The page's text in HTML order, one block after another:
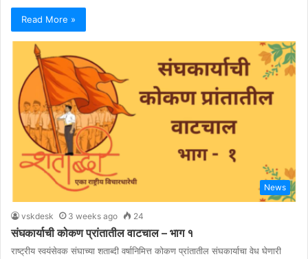
Read More »
News
vskdesk 3 weeks ago 24
संघकार्याची कोकण प्रांतातील वाटचाल – भाग १
राष्ट्रीय स्वयंसेवक संघाच्या शताब्दी वर्षानिमित्त कोकण प्रांतातील संघकार्याचा वेध घेणारी